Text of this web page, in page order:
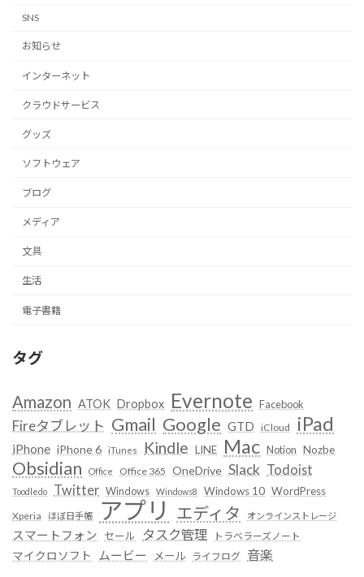
SNS
お知らせ
インターネット
クラウドサービス
グッズ
ソフトウェア
ブログ
メディア
文具
生活
電子書籍
タグ
Amazon ATOK Dropbox Evernote Facebook
Fireタブレット Gmail Google GTD iCloud iPad
iPhone iPhone 6 iTunes Kindle LINE Mac Notion Nozbe
Obsidian Office Office 365 OneDrive Slack Todoist
Toodledo Twitter Windows Windows8 Windows 10 WordPress
Xperia ほぼ日手帳 アプリ エディタ オンラインストレージ
スマートフォン セール タスク管理 トラベラーズノート
マイクロソフト ムービー メール ライフログ 音楽